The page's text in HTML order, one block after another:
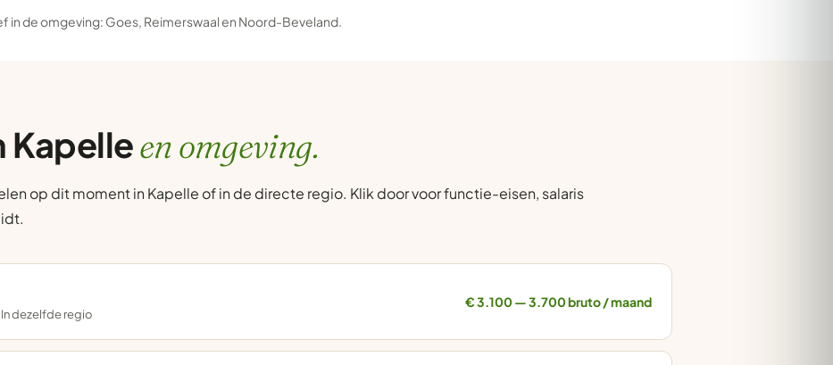
in de omgeving: Goes, Reimerswaalen Noord-Beveland.
Kapelleen omgeving.
op dit moment in Kapelle of in de directe regio. Klik door voor functie-eisen, salaris
In dezelfde regio
€ 3.100 — 3.700 bruto / maand